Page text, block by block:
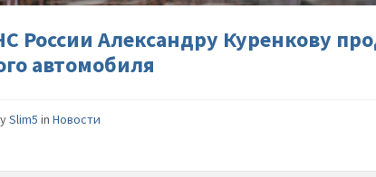
новый-
России Александру Куренкову
автомобиля
Slim5 inНовости